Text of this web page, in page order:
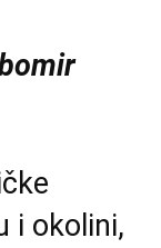
i okolini,